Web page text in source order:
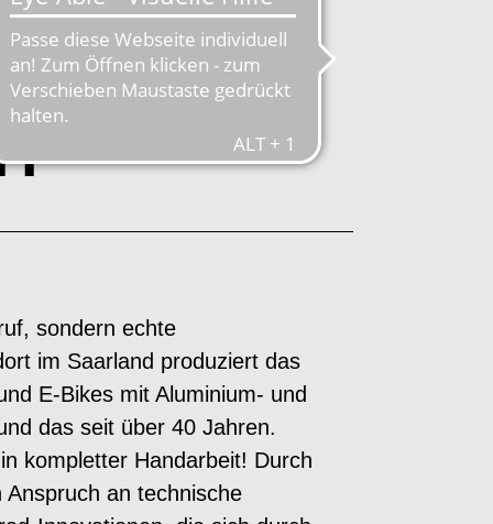
-
sondern echte
im Saarland produziert das
E-Bikes mit Aluminium- und
das seit über 40 Jahren.
kompletter Handarbeit! Durch
an technische